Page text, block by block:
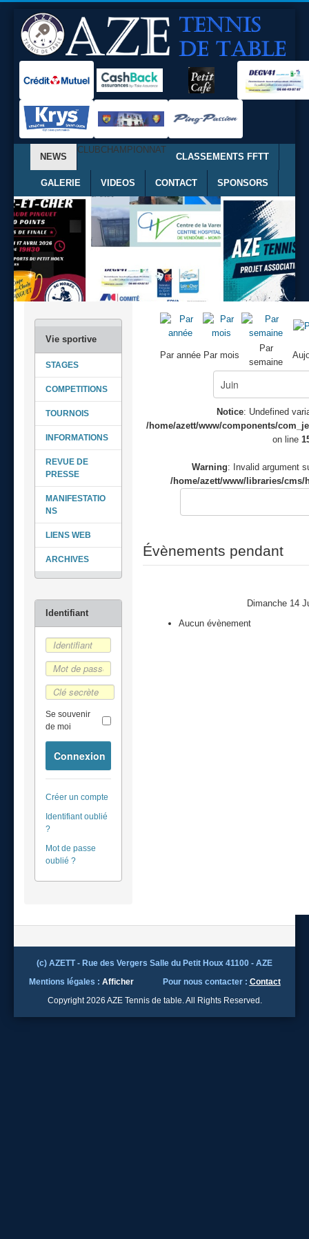
NEWS
CLUBCHAMPIONNAT
CLASSEMENTS FFTT
GALERIE VIDEOS CONTACT SPONSORS
Se souvenir
de moi
Connexion
Créer un compte
Identifiant oublié
?
Mot de passe
oublié ?
STAGES
COMPETITIONS
TOURNOIS
INFORMATIONS
REVUE DE
PRESSE
MANIFESTATIO
NS
LIENS WEB
ARCHIVES
Par année Par mois
Par
semaine
Notice: Undefined
/home/azett/www/components/
on line
Warning: Invalid argument
/home/azett/www/libraries/cms/
Évènements pendant
Dimanche 14
Aucun évènement
(c) AZETT - Rue des Vergers Salle du Petit Houx 41100 - AZE
Mentions légales : Afficher Pour nous contacter : Contact
Copyright 2026 AZE Tennis de table. All Rights Reserved.